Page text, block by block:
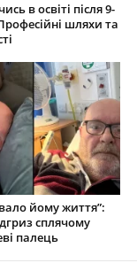
в освіті після 9-
шляхи та
йому життя”:
сплячому
палець